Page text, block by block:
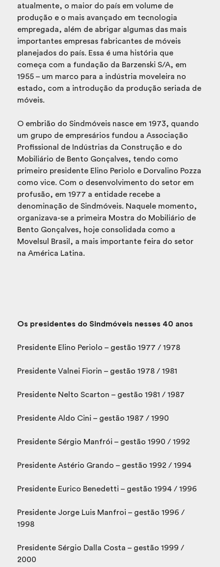
atualmente, o maior do país em volume de
produção e o mais avançado em tecnologia
empregada, além de abrigar algumas das mais
importantes empresas fabricantes de móveis
planejados do país. Essa é uma história que
começa com a fundação da Barzenski S/A, em
1955 – um marco para a indústria moveleira no
estado, com a introdução da produção seriada de
móveis.
O embrião do Sindmóveis nasce em 1973, quando
um grupo de empresários fundou a Associação
Profissional de Indústrias da Construção e do
Mobiliário de Bento Gonçalves, tendo como
primeiro presidente Elino Periolo e Dorvalino Pozza
como vice. Com o desenvolvimento do setor em
profusão, em 1977 a entidade recebe a
denominação de Sindmóveis. Naquele momento,
organizava-se a primeira Mostra do Mobiliário de
Bento Gonçalves, hoje consolidada como a
Movelsul Brasil, a mais importante feira do setor
na América Latina.
Os presidentes do Sindmóveis nesses 40 anos
Presidente Elino Periolo – gestão 1977 / 1978
Presidente Valnei Fiorin – gestão 1978 / 1981
Presidente Nelto Scarton – gestão 1981 / 1987
Presidente Aldo Cini – gestão 1987 / 1990
Presidente Sérgio Manfrói – gestão 1990 / 1992
Presidente Astério Grando – gestão 1992 / 1994
Presidente Eurico Benedetti – gestão 1994 / 1996
Presidente Jorge Luis Manfroi – gestão 1996 /
1998
Presidente Sérgio Dalla Costa – gestão 1999 /
2000